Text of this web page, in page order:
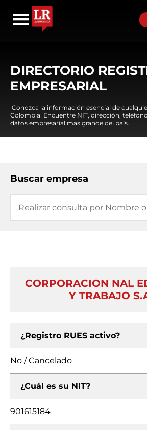
DIRECTORIO
EMPRESARIAL
¡Conozca la información esencial de
Colombia! Encuentre NIT, dirección,
datos empresarial mas grande del país.
Buscar empresa
CORPORACION NAL
Y TRABAJO
¿Registro RUES activo?
No / Cancelado
¿Cuál es su NIT?
901615184